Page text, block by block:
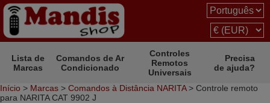
Lista de
Marcas
Comandos de Ar
Condicionado
Controles
Remotos
Universais
Precisa
de ajuda?
Início > Marcas > Comandos à Distância NARITA> Controle remoto
para NARITA CAT 9902 J